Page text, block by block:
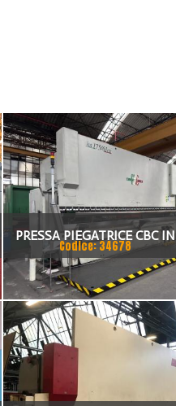
PRESSA PIEGATRICE CBC IN
TANDEM
Codice: 34678